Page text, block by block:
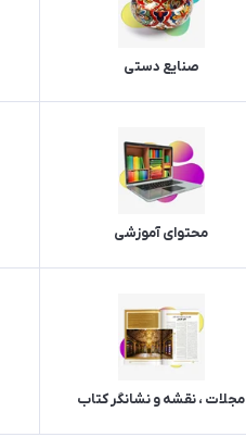
صنایع دستی
محتوای آموزشی
مجلات ، نقشه و نشانگر کتاب